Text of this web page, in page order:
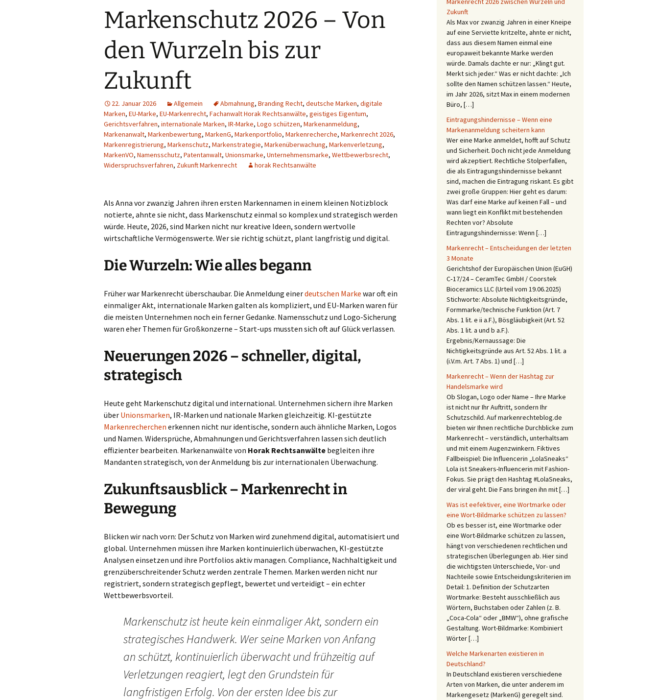
Markenanmeldung
Deutschland ab 89€*
Markenanmeldung
Europa ab 249€*
Internationale
Markenanmeldung ab
345€*
Markenanmeldung
Österreich ab 175€*
Amtsgebühren
Rechtsreferendare
Stellenangebot
Rechtsfachwirte (m/w/d)
Stellenangebot
Rechtsanwaltsfachangestellte
Stellenangebot
Rechtsanwalts- und
Notarfachangestellte
Stellenangebot
Patentanwaltsfachangestellte
Auszubildende zur
Rechtsanwaltsfachangestellten
Stellenangebot
Auszubildende zur
Stellenangebot
Wirtschaftsjuristen
Markenschutz 2026 – Von
den Wurzeln bis zur
Zukunft
22. Januar 2026 Allgemein Abmahnung, Branding Recht, deutsche Marken, digitale
Marken, EU-Marke, EU-Markenrecht, Fachanwalt Horak Rechtsanwälte, geistiges Eigentum,
Gerichtsverfahren, internationale Marken, IR-Marke, Logo schützen, Markenanmeldung,
Markenanwalt, Markenbewertung, MarkenG, Markenportfolio, Markenrecherche, Markenrecht 2026,
Markenregistrierung, Markenschutz, Markenstrategie, Markenüberwachung, Markenverletzung,
MarkenVO, Namensschutz, Patentanwalt, Unionsmarke, Unternehmensmarke, Wettbewerbsrecht,
Widerspruchsverfahren, Zukunft Markenrecht horak Rechtsanwälte
Als Anna vor zwanzig Jahren ihren ersten Markennamen in einem kleinen Notizblock
notierte, ahnte sie nicht, dass Markenschutz einmal so komplex und strategisch werden
würde. Heute, 2026, sind Marken nicht nur kreative Ideen, sondern wertvolle
wirtschaftliche Vermögenswerte. Wer sie richtig schützt, plant langfristig und digital.
Die Wurzeln: Wie alles begann
Früher war Markenrecht überschaubar. Die Anmeldung einerdeutschen Marke war oft ein
einmaliger Akt, internationale Marken galten als kompliziert, und EU-Marken waren für
die meisten Unternehmen noch ein ferner Gedanke. Namensschutz und Logo-Sicherung
waren eher Themen für Großkonzerne – Start-ups mussten sich oft auf Glück verlassen.
Neuerungen 2026 – schneller, digital,
strategisch
Heute geht Markenschutz digital und international. Unternehmen sichern ihre Marken
über Unionsmarken, IR-Marken und nationale Marken gleichzeitig. KI-gestützte
Markenrecherchen erkennen nicht nur identische, sondern auch ähnliche Marken, Logos
und Namen. Widersprüche, Abmahnungen und Gerichtsverfahren lassen sich deutlich
effizienter bearbeiten. Markenanwälte von Horak Rechtsanwälte begleiten ihre
Mandanten strategisch, von der Anmeldung bis zur internationalen Überwachung.
Zukunftsausblick – Markenrecht in
Bewegung
Blicken wir nach vorn: Der Schutz von Marken wird zunehmend digital, automatisiert und
global. Unternehmen müssen ihre Marken kontinuierlich überwachen, KI-gestützte
Analysen einsetzen und ihre Portfolios aktiv managen. Compliance, Nachhaltigkeit und
grenzüberschreitender Schutz werden zentrale Themen. Marken werden nicht nur
registriert, sondern strategisch gepflegt, bewertet und verteidigt – ein echter
Wettbewerbsvorteil.
Markenschutz ist heute kein einmaliger Akt, sondern ein
strategisches Handwerk. Wer seine Marken von Anfang
an schützt, kontinuierlich überwacht und frühzeitig auf
Verletzungen reagiert, legt den Grundstein für
langfristigen Erfolg. Von der ersten Idee bis zur
Zukunft
Als Max vor zwanzig Jahren in einer Kneipe
auf eine Serviette kritzelte, ahnte er nicht,
dass aus diesem Namen einmal eine
europaweit bekannte Marke werden
würde. Damals dachte er nur: „Klingt gut.
Merkt sich jeder.“ Was er nicht dachte: „Ich
sollte den Namen schützen lassen.“ Heute,
im Jahr 2026, sitzt Max in einem modernen
Büro, […]
Eintragungshindernisse – Wenn eine
Markenanmeldung scheitern kann
Wer eine Marke anmeldet, hofft auf Schutz
und Sicherheit. Doch nicht jede Anmeldung
wird akzeptiert. Rechtliche Stolperfallen,
die als Eintragungshindernisse bekannt
sind, machen die Eintragung riskant. Es gibt
zwei große Gruppen: Hier geht es darum:
Was darf eine Marke auf keinen Fall – und
wann liegt ein Konflikt mit bestehenden
Rechten vor? Absolute
Eintragungshindernisse: Wenn […]
Markenrecht – Entscheidungen der letzten
3 Monate
Gerichtshof der Europäischen Union (EuGH)
C‑17/24 – CeramTec GmbH / Coorstek
Bioceramics LLC (Urteil vom 19.06.2025)
Stichworte: Absolute Nichtigkeitsgründe,
Formmarke/technische Funktion (Art. 7
Abs. 1 lit. e ii a.F.), Bösgläubigkeit (Art. 52
Abs. 1 lit. a und b a.F.).
Ergebnis/Kernaussage: Die
Nichtigkeitsgründe aus Art. 52 Abs. 1 lit. a
(i.V.m. Art. 7 Abs. 1) und […]
Markenrecht – Wenn der Hashtag zur
Handelsmarke wird
Ob Slogan, Logo oder Name – Ihre Marke
ist nicht nur Ihr Auftritt, sondern Ihr
Schutzschild. Auf markenrechteblog.de
bieten wir Ihnen rechtliche Durchblicke zum
Markenrecht – verständlich, unterhaltsam
und mit einem Augenzwinkern. Fiktives
Fallbeispiel: Die Influencerin „LolaSneaks“
Lola ist Sneakers-Influencerin mit Fashion-
Fokus. Sie prägt den Hashtag #LolaSneaks,
der viral geht. Die Fans bringen ihn mit […]
Was ist eefektiver, eine Wortmarke oder
eine Wort-Bildmarke schützen zu lassen?
Ob es besser ist, eine Wortmarke oder
eine Wort-Bildmarke schützen zu lassen,
hängt von verschiedenen rechtlichen und
strategischen Überlegungen ab. Hier sind
die wichtigsten Unterschiede, Vor- und
Nachteile sowie Entscheidungskriterien im
Detail: 1. Definition der Schutzarten
Wortmarke: Besteht ausschließlich aus
Wörtern, Buchstaben oder Zahlen (z. B.
„Coca-Cola“ oder „BMW“), ohne grafische
Gestaltung. Wort-Bildmarke: Kombiniert
Wörter […]
Welche Markenarten existieren in
Deutschland?
In Deutschland existieren verschiedene
Arten von Marken, die unter anderem im
Markengesetz (MarkenG) geregelt sind.